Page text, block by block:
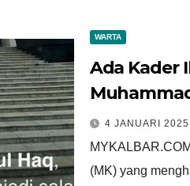
WARTA
Ada Kader
MK yang
4 JANUARI 2025
(MK) yang